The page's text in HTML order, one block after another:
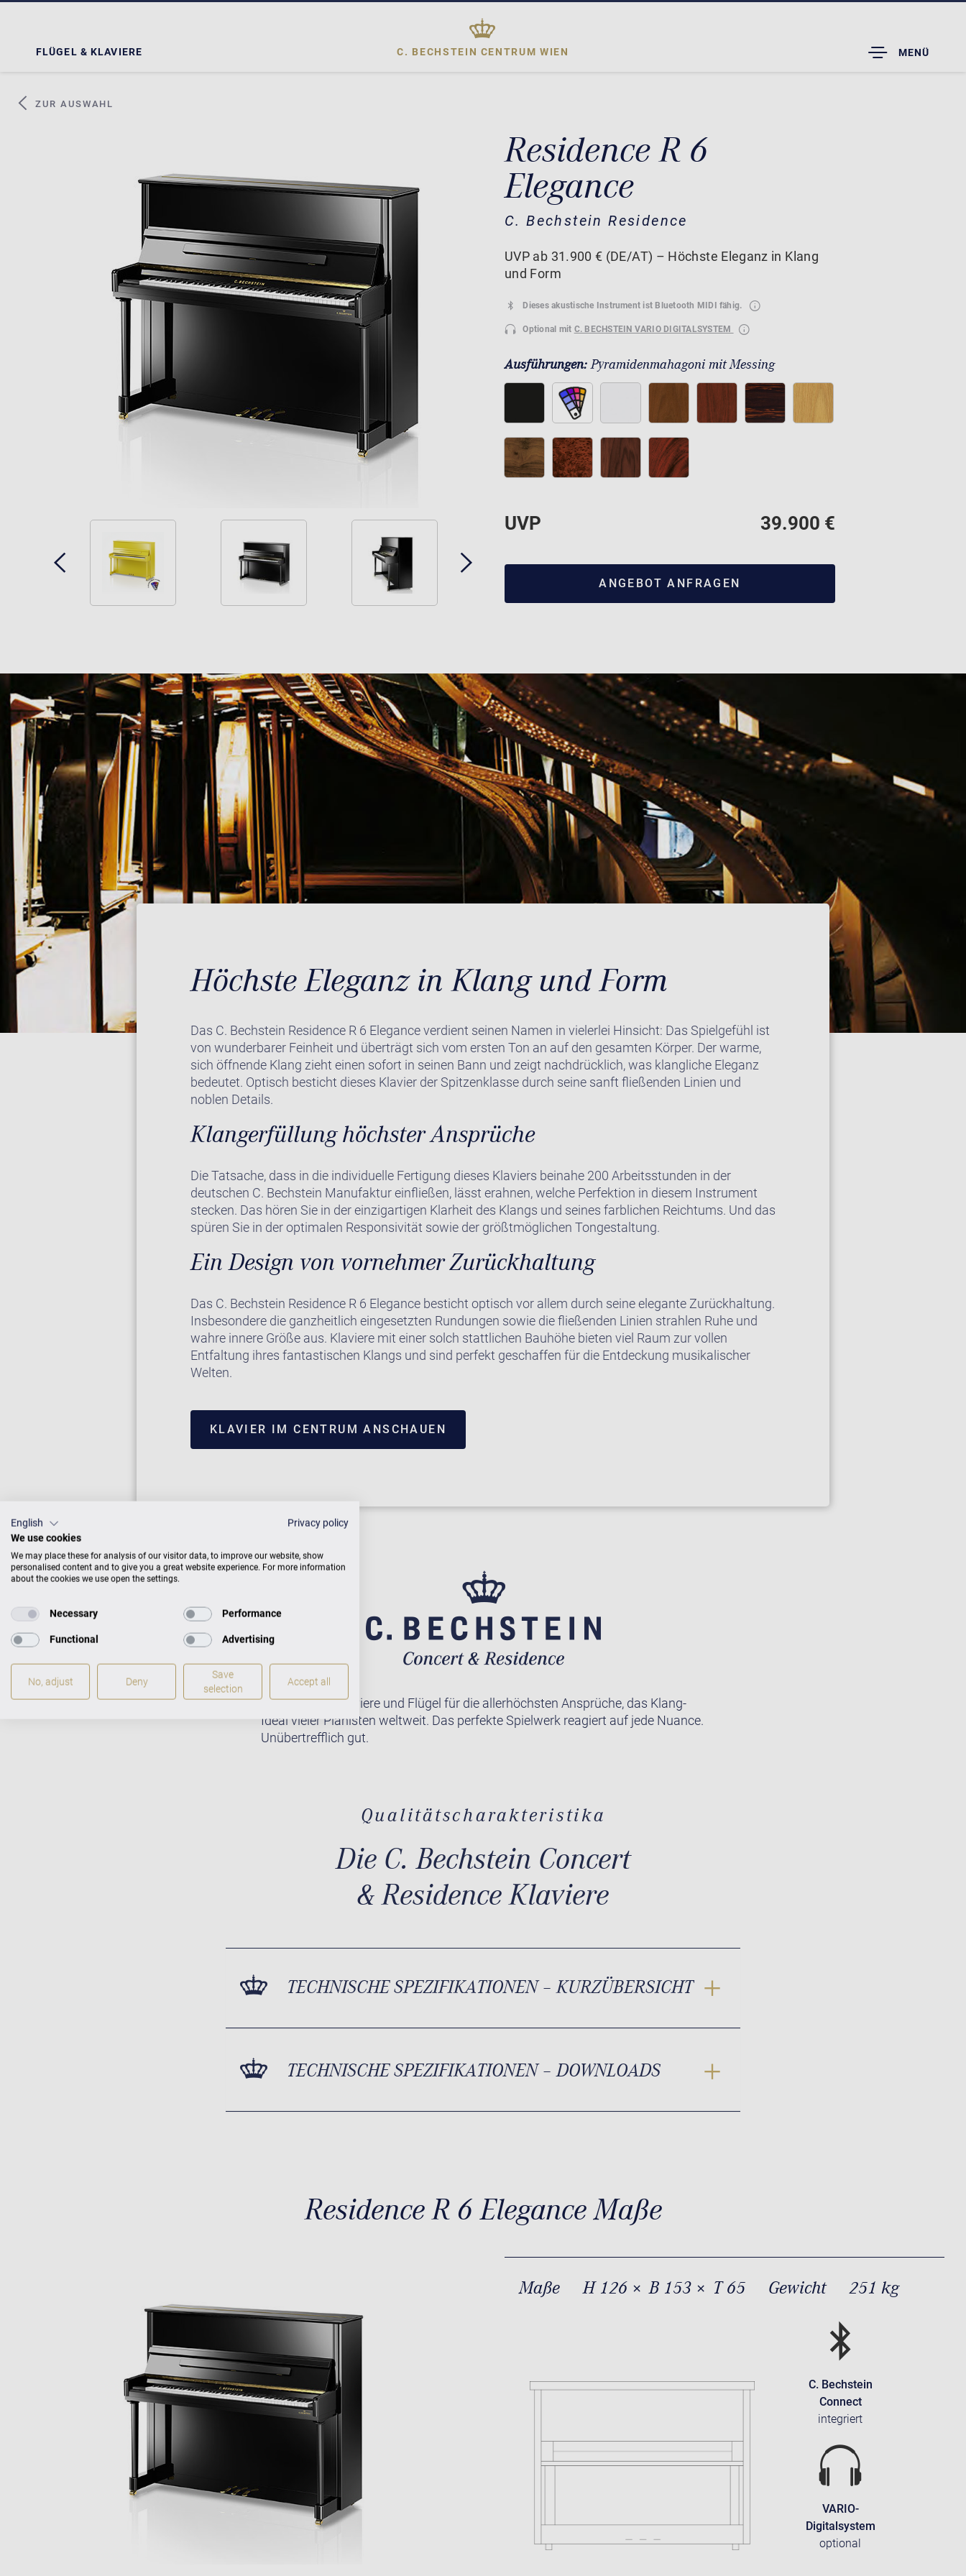
FLÜGEL & KLAVIERE C. BECHSTEIN CENTRUM WIEN
TOGGLE
DROPDOWN
MENÜ
ZUR AUSWAHL
Residence R 6
Elegance
C. Bechstein Residence
UVP ab 31.900 € (DE/AT) – Höchste Eleganz in Klang
und Form
Dieses akustische Instrument ist Bluetooth MIDI fähig.
Optional mit C. BECHSTEIN VARIO DIGITALSYSTEM
Ausführungen:Pyramidenmahagoni mit Messing
UVP 39.900 €
ANGEBOT ANFRAGEN
Höchste Eleganz in Klang und Form
Das C. Bechstein Residence R 6 Elegance verdient seinen Namen in vielerlei Hinsicht: Das Spielgefühl ist
von wunderbarer Feinheit und überträgt sich vom ersten Ton an auf den gesamten Körper. Der warme,
sich öffnende Klang zieht einen sofort in seinen Bann und zeigt nachdrücklich, was klangliche Eleganz
bedeutet. Optisch besticht dieses Klavier der Spitzenklasse durch seine sanft fließenden Linien und
noblen Details.
Klangerfüllung höchster Ansprüche
Die Tatsache, dass in die individuelle Fertigung dieses Klaviers beinahe 200 Arbeitsstunden in der
deutschen C. Bechstein Manufaktur einfließen, lässt erahnen, welche Perfektion in diesem Instrument
stecken. Das hören Sie in der einzigartigen Klarheit des Klangs und seines farblichen Reichtums. Und das
spüren Sie in der optimalen Responsivität sowie der größtmöglichen Tongestaltung.
Ein Design von vornehmer Zurückhaltung
Das C. Bechstein Residence R 6 Elegance besticht optisch vor allem durch seine elegante Zurückhaltung.
Insbesondere die ganzheitlich eingesetzten Rundungen sowie die fließenden Linien strahlen Ruhe und
wahre innere Größe aus. Klaviere mit einer solch stattlichen Bauhöhe bieten viel Raum zur vollen
Entfaltung ihres fantastischen Klangs und sind perfekt geschaffen für die Entdeckung musikalischer
Welten.
KLAVIER IM CENTRUM ANSCHAUEN
Meisterhafte Klaviere und Flügel für die allerhöchsten Ansprüche, das Klang-
Ideal vieler Pianisten weltweit. Das perfekte Spielwerk reagiert auf jede Nuance.
Unübertrefflich gut.
Qualitätscharakteristika
Die C. Bechstein Concert
& Residence Klaviere
TECHNISCHE SPEZIFIKATIONEN – KURZÜBERSICHT
TECHNISCHE SPEZIFIKATIONEN – DOWNLOADS
Residence R 6 Elegance Maße
Maße H 126 × B 153 × T 65 Gewicht 251 kg
C. Bechstein
Connect
integriert
VARIO-
Digitalsystem
optional
English
Privacy policy
We use cookies
We may place these for analysis of our visitor data, to improve our website, show
personalised content and to give you a great website experience. For more information
about the cookies we use open the settings.
Necessary Performance
Functional Advertising
No, adjust Deny
Save
selection
Accept all